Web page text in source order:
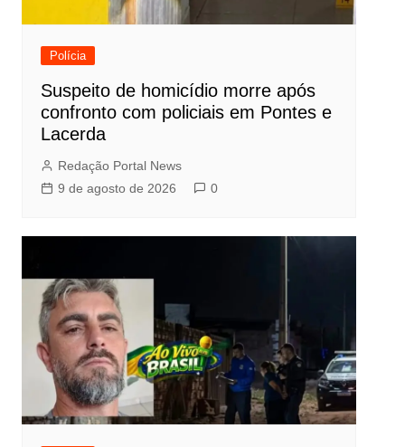
Polícia
Suspeito de homicídio morre após
confronto com policiais em Pontes e
Lacerda
Redação Portal News
9 de agosto de 2026
0